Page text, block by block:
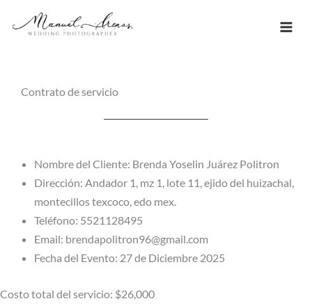
Contrato de servicio
Nombre del Cliente: Brenda Yoselin Juárez Politron
Dirección: Andador 1, mz 1, lote 11, ejido del huizachal,
montecillos texcoco, edo mex.
Teléfono: 5521128495
Email: brendapolitron96@gmail.com
Fecha del Evento: 27 de Diciembre 2025
Costo total del servicio: $26,000